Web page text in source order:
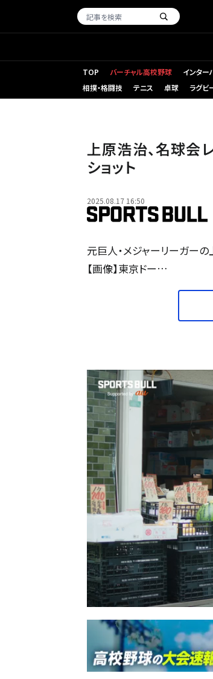
TOP バーチャル高校野球 インター
相撲・格闘技
テニス 卓球 ラグビ
上原浩治、名球会
ショット
2025.08.17 16:50
元巨人・メジャーリーガー
【画像】東京ドー…